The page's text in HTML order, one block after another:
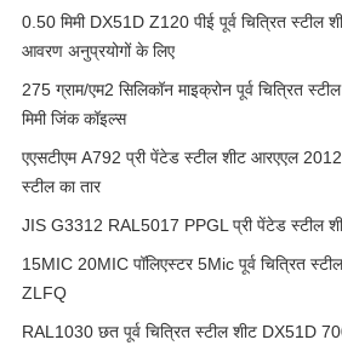
0.50 मिमी DX51D Z120 पीई पूर्व चित्रित स्टील
आवरण अनुप्रयोगों के लिए
275 ग्राम/एम2 सिलिकॉन माइक्रोन पूर्व चित्रित
मिमी जिंक कॉइल्स
एएसटीएम A792 प्री पेंटेड स्टील शीट आरएएल
स्टील का तार
JIS G3312 RAL5017 PPGL प्री पेंटेड स्टील
15MIC 20MIC पॉलिएस्टर 5Mic पूर्व चित्रित
ZLFQ
RAL1030 छत पूर्व चित्रित स्टील शीट DX51D